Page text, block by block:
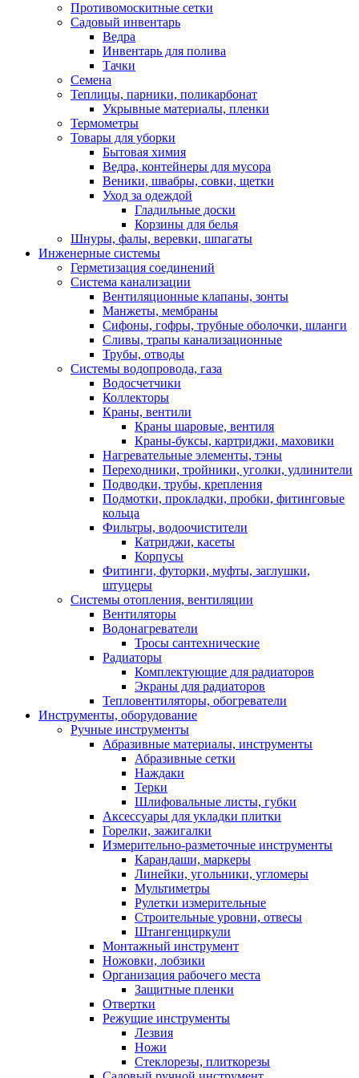
Противомоскитные сетки
Садовый инвентарь
Ведра
Инвентарь для полива
Тачки
Семена
Теплицы, парники, поликарбонат
Укрывные материалы, пленки
Термометры
Товары для уборки
Бытовая химия
Ведра, контейнеры для мусора
Веники, швабры, совки, щетки
Уход за одеждой
Гладильные доски
Корзины для белья
Шнуры, фалы, веревки, шпагаты
Инженерные системы
Герметизация соединений
Система канализации
Вентиляционные клапаны, зонты
Манжеты, мембраны
Сифоны, гофры, трубные оболочки, шланги
Сливы, трапы канализационные
Трубы, отводы
Системы водопровода, газа
Водосчетчики
Коллекторы
Краны, вентили
Краны шаровые, вентиля
Краны-буксы, картриджи, маховики
Нагревательные элементы, тэны
Переходники, тройники, уголки, удлинители
Подводки, трубы, крепления
Подмотки, прокладки, пробки, фитинговые
кольца
Фильтры, водоочистители
Катриджи, касеты
Корпусы
Фитинги, футорки, муфты, заглушки,
штуцеры
Системы отопления, вентиляции
Вентиляторы
Водонагреватели
Тросы сантехнические
Радиаторы
Комплектующие для радиаторов
Экраны для радиаторов
Тепловентиляторы, обогреватели
Инструменты, оборудование
Ручные инструменты
Абразивные материалы, инструменты
Абразивные сетки
Наждаки
Терки
Шлифовальные листы, губки
Аксессуары для укладки плитки
Горелки, зажигалки
Измерительно-разметочные инструменты
Карандаши, маркеры
Линейки, угольники, угломеры
Мультиметры
Рулетки измерительные
Строительные уровни, отвесы
Штангенциркули
Монтажный инструмент
Ножовки, лобзики
Организация рабочего места
Защитные пленки
Отвертки
Режущие инструменты
Лезвия
Ножи
Стеклорезы, плиткорезы